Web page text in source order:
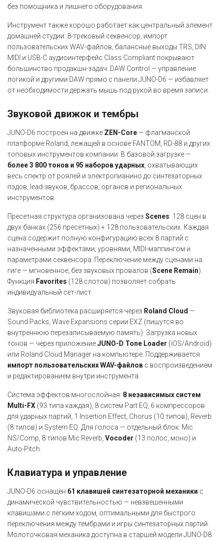
без помощника и лишнего оборудования.
Инструмент также хорошо работает как центральный элемент
домашней студии: 8-трековый секвенсор, импорт
пользовательских WAV-файлов, балансные выходы TRS, DIN
MIDI и USB-C аудиоинтерфейс Class Compliant покрывают
большинство продакшн-задач. DAW Control — управление
логикой и другими DAW прямо с панели JUNO-D6 — избавляет
от необходимости держать мышь под рукой во время записи.
Звуковой движок и тембры
JUNO-D6 построен на движке ZEN-Core — флагманской
платформе Roland, лежащей в основе FANTOM, RD-88 и других
топовых инструментов компании. В базовой загрузке —
более 3 800 тонов и 95 наборов ударных , охватывающих
весь спектр от роялей и электропианино до синтезаторных
пэдов, lead-звуков, брассов, органов и региональных
инструментов.
Пресетная структура организована через Scenes: 128 сцен в
двух банках (256 пресетных) + 128 пользовательских. Каждая
сцена содержит полную конфигурацию всех 8 партий с
назначенными эффектами, уровнями, MIDI-маппингом и
параметрами секвенсора. Переключение между сценами на
гиге — мгновенное, без звуковых провалов (Scene Remain).
Функция Favorites (128 слотов) позволяет собрать
индивидуальный сет-лист.
Звуковая библиотека расширяется через Roland Cloud —
Sound Packs, Wave Expansions серии EXZ (пишутся во
внутреннюю перезаписываемую память). Загрузка новых
тонов — через приложениеJUNO-D Tone Loader (iOS/Android)
или Roland Cloud Manager на компьютере. Поддерживается
импорт пользовательских WAV-файлов с воспроизведением
и редактированием внутри инструмента.
Система эффектов многослойная: 8 независимых систем
Multi-FX (93 типа каждая), 8 систем Part EQ, 6 компрессоров
для ударных партий, 1 Insertion Effect, Chorus (10 типов), Reverb
(8 типов) и System EQ. Для голоса — отдельный блок: Mic
NS/Comp, 8 типов Mic Reverb, Vocoder (13 полос, моно) и
Auto-Pitch.
Клавиатура и управление
JUNO-D6 оснащён 61 клавишей синтезаторной механики с
динамической чувствительностью — невзвешенными
клавишами с лёгким ходом, оптимальными для быстрого
переключения между тембрами и игры синтезаторных партий.
Молоточковая механика доступна в старшей модели JUNO-D8